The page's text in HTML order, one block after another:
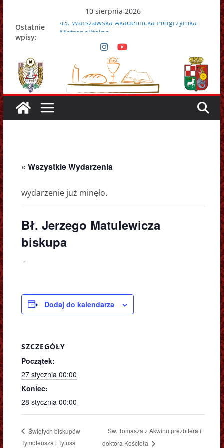
Przejdź
do
treści
10 sierpnia 2026
Ostatnie
wpisy:
43. Warszawska Akademicka Pielgrzymka
Metropolitalna
Nowy Papież – Leon XIV
Zmarł papież Franciszek
Adrian Galbas nowym metropolitą
warszawskim
Zmarł ks. prałat Kazimierz Apel
« Wszystkie Wydarzenia
wydarzenie już minęło.
Bł. Jerzego Matulewicza
biskupa
-
Dodaj do kalendarza
SZCZEGÓŁY
Początek:
27 stycznia 00:00
Koniec:
28 stycznia 00:00
Świętych biskupów
Tymoteusza i Tytusa
Św. Tomasza z Akwinu prezbitera i
doktora Kościoła